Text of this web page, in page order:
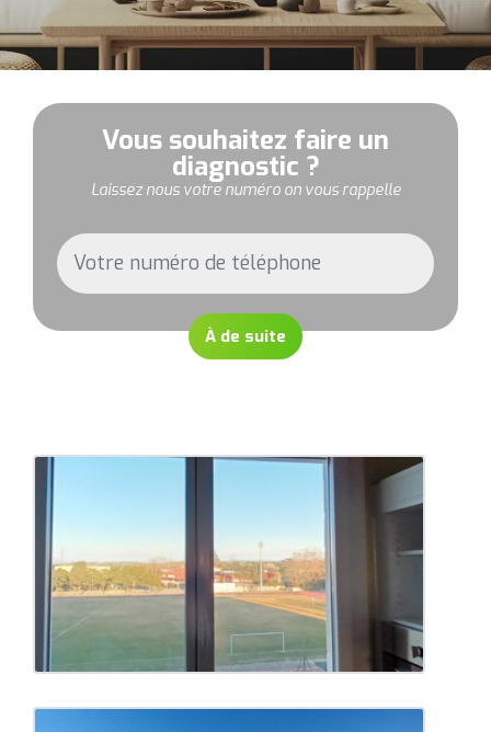
Vous souhaitez faire un
diagnostic ?
Laissez nous votre numéro on vous rappelle
À de suite